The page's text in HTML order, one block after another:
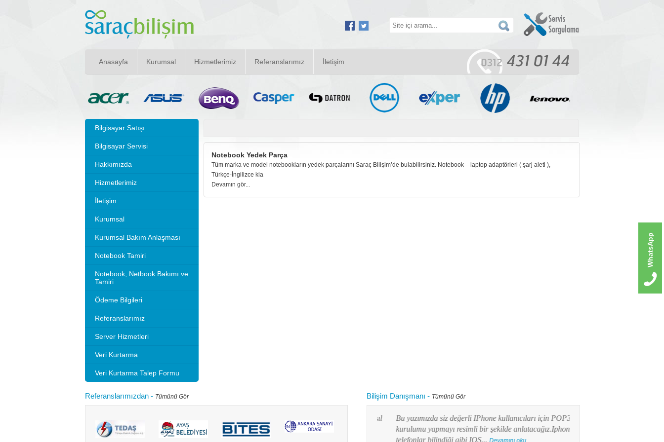
Anasayfa Kurumsal Hizmetlerimiz Referanslarımız İletişim
Bilgisayar Satışı
Bilgisayar Servisi
Hakkımızda
Hizmetlerimiz
İletişim
Kurumsal
Kurumsal Bakım Anlaşması
Notebook Tamiri
Notebook, Netbook Bakımı ve
Tamiri
Ödeme Bilgileri
Referanslarımız
Server Hizmetleri
Veri Kurtarma
Veri Kurtarma Talep Formu
Notebook Yedek Parça
Tüm marka ve model notebookların yedek parçalarını Saraç Bilişim’de bulabilirsiniz. Notebook – laptop adaptörleri ( şarj aleti ),
Türkçe-İngilizce kla
Devamın gör...
Referanslarımızdan - Tümünü Gör Bilişim Danışmanı - Tümünü Gör
sürümleri de benzer ayarlar ile
Resimlerin üzerine tıklay...
hızlandırırım" diye aklınızdan zaman zaman bu soru
Bu yazımızda siz değerli IPhone kullanıcıları için POP3 mail
kurulumu yapmayı resimli bir şekilde anlatacağız.Iphone
telefonlar bilindiği gibi IOS...Devamını oku...
WhatsApp